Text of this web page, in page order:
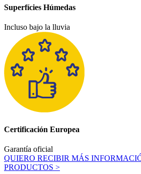
Superfícies Húmedas
Incluso bajo la lluvia
Certificación Europea
Garantía oficial
QUIERO RECIBIR MÁS
PRODUCTOS >